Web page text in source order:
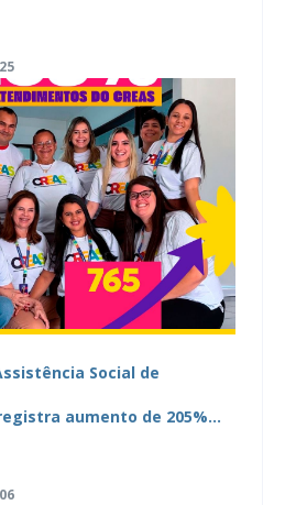
Social de
aumento de 205%